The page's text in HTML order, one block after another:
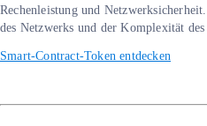
Rechenleistung und
des Netzwerks und der Komplexität
Smart-Contract-Token entdecken